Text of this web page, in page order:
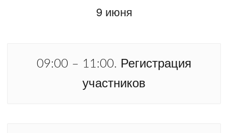
9 июня
09:00 – 11:00. Регистрация
участников